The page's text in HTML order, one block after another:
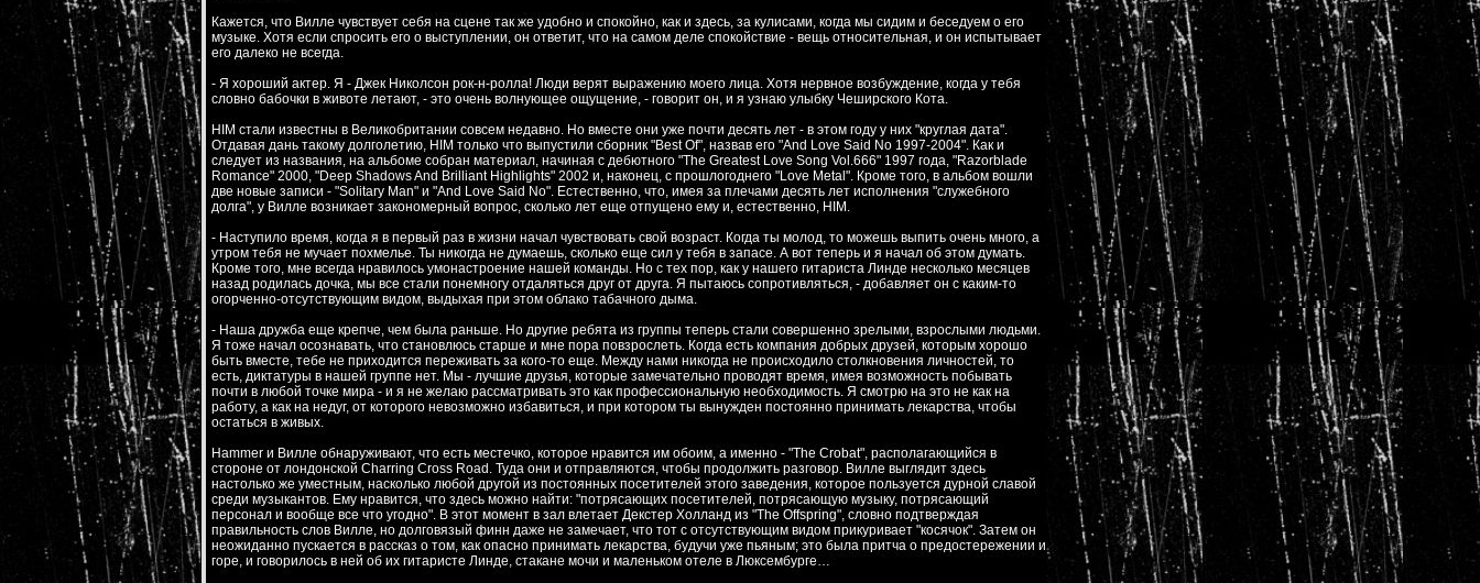
Кажется, что Вилле чувствует себя на сцене так же удобно и спокойно, как и здесь, за кулисами, когда мы сидим и беседуем о его
музыке. Хотя если спросить его о выступлении, он ответит, что на самом деле спокойствие - вещь относительная, и он испытывает
его далеко не всегда.
- Я хороший актер. Я - Джек Николсон рок-н-ролла! Люди верят выражению моего лица. Хотя нервное возбуждение, когда у тебя
словно бабочки в животе летают, - это очень волнующее ощущение, - говорит он, и я узнаю улыбку Чеширского Кота.
HIM стали известны в Великобритании совсем недавно. Но вместе они уже почти десять лет - в этом году у них "круглая дата".
Отдавая дань такому долголетию, HIM только что выпустили сборник "Best Of", назвав его "And Love Said No 1997-2004". Как и
следует из названия, на альбоме собран материал, начиная с дебютного "The Greatest Love Song Vol.666" 1997 года, "Razorblade
Romance" 2000, "Deep Shadows And Brilliant Highlights" 2002 и, наконец, с прошлогоднего "Love Metal". Кроме того, в альбом вошли
две новые записи - "Solitary Man" и "And Love Said No". Естественно, что, имея за плечами десять лет исполнения "служебного
долга", у Вилле возникает закономерный вопрос, сколько лет еще отпущено ему и, естественно, HIM.
- Наступило время, когда я в первый раз в жизни начал чувствовать свой возраст. Когда ты молод, то можешь выпить очень много, а
утром тебя не мучает похмелье. Ты никогда не думаешь, сколько еще сил у тебя в запасе. А вот теперь и я начал об этом думать.
Кроме того, мне всегда нравилось умонастроение нашей команды. Но с тех пор, как у нашего гитариста Линде несколько месяцев
назад родилась дочка, мы все стали понемногу отдаляться друг от друга. Я пытаюсь сопротивляться, - добавляет он с каким-то
огорченно-отсутствующим видом, выдыхая при этом облако табачного дыма.
- Наша дружба еще крепче, чем была раньше. Но другие ребята из группы теперь стали совершенно зрелыми, взрослыми людьми.
Я тоже начал осознавать, что становлюсь старше и мне пора повзрослеть. Когда есть компания добрых друзей, которым хорошо
быть вместе, тебе не приходится переживать за кого-то еще. Между нами никогда не происходило столкновения личностей, то
есть, диктатуры в нашей группе нет. Мы - лучшие друзья, которые замечательно проводят время, имея возможность побывать
почти в любой точке мира - и я не желаю рассматривать это как профессиональную необходимость. Я смотрю на это не как на
работу, а как на недуг, от которого невозможно избавиться, и при котором ты вынужден постоянно принимать лекарства, чтобы
остаться в живых.
Hammer и Вилле обнаруживают, что есть местечко, которое нравится им обоим, а именно - "The Crobat", располагающийся в
стороне от лондонской Charring Cross Road. Туда они и отправляются, чтобы продолжить разговор. Вилле выглядит здесь
настолько же уместным, насколько любой другой из постоянных посетителей этого заведения, которое пользуется дурной славой
среди музыкантов. Ему нравится, что здесь можно найти: "потрясающих посетителей, потрясающую музыку, потрясающий
персонал и вообще все что угодно". В этот момент в зал влетает Декстер Холланд из "The Offspring", словно подтверждая
правильность слов Вилле, но долговязый финн даже не замечает, что тот с отсутствующим видом прикуривает "косячок". Затем он
неожиданно пускается в рассказ о том, как опасно принимать лекарства, будучи уже пьяным; это была притча о предостережении и
горе, и говорилось в ней об их гитаристе Линде, стакане мочи и маленьком отеле в Люксембурге…